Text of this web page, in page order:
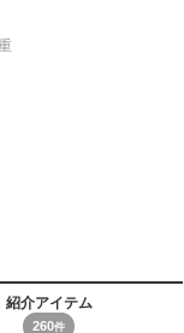
紹介アイテム
260件